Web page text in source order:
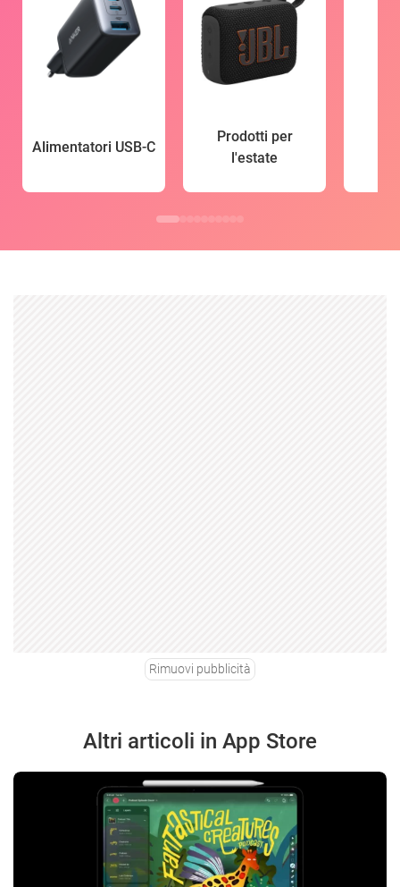
Alimentatori USB-C
Prodotti per
l'estate
Rimuovi pubblicità
Altri articoli in App Store